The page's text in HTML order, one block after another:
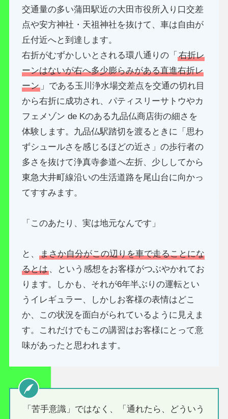
交通量の多い蒲田駅近の大田市役所入り口交差
点や安方神社・天祖神社を抜けて、車は自由が
丘付近へと到達します。
右折がむずかしいとされる環八通りの「右折レ
ーンはないが右へ多少膨らみがある直進右折レ
ーン 」である玉川浄水場交差点を交通の切れ目
から右折に成功され、パティスリーサトウやカ
フェメゾン de Kのある九品仏商店街の細さを
体験します。九品仏駅踏切を渡るときに「思わ
ずシュールさを感じるほどの近さ」の歩行者の
多さを抜けて浄真寺参道へ左折、少ししてから
東急大井町線沿いの生活道路を尾山台に向かっ
てすすみます。
「このあたり、実は地元なんです」
と、まさか自分がこの辺りを車で走ることにな
るとは、という感想をお客様がつぶやかれてお
ります。しかも、それが6年半ぶりの運転とい
うイレギュラー、しかしお客様の表情はどこ
か、この状況を面白がられているように見えま
す。これだけでもこの講習はお客様にとって意
味があったと思われます。
「苦手意識」ではなく、「通れたら、どういう